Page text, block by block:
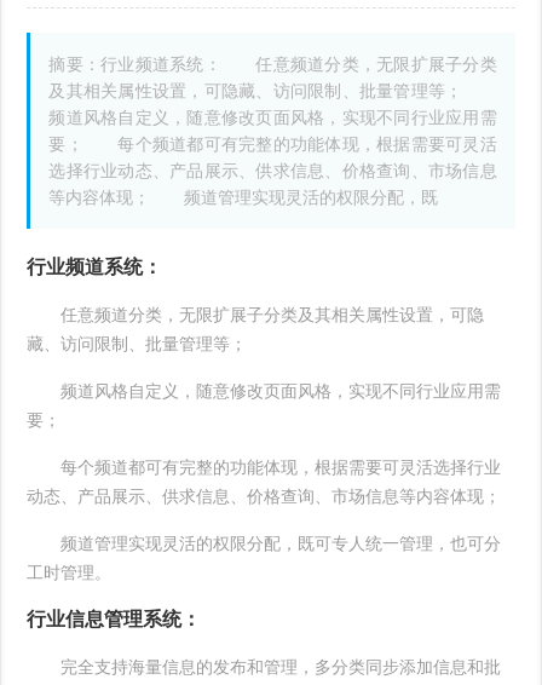
摘要：行业频道系统： 任意频道分类，无限扩展子分类
及其相关属性设置，可隐藏、访问限制、批量管理等；
频道风格自定义，随意修改页面风格，实现不同行业应用需
要； 每个频道都可有完整的功能体现，根据需要可灵活
选择行业动态、产品展示、供求信息、价格查询、市场信息
等内容体现； 频道管理实现灵活的权限分配，既
行业频道系统：
任意频道分类，无限扩展子分类及其相关属性设置，可隐
藏、访问限制、批量管理等；
频道风格自定义，随意修改页面风格，实现不同行业应用需
要；
每个频道都可有完整的功能体现，根据需要可灵活选择行业
动态、产品展示、供求信息、价格查询、市场信息等内容体现；
频道管理实现灵活的权限分配，既可专人统一管理，也可分
工时管理。
行业信息管理系统：
完全支持海量信息的发布和管理，多分类同步添加信息和批